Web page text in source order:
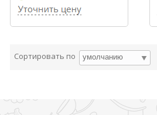
Сортировать по умолчанию